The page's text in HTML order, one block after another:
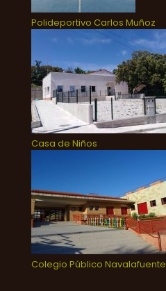
Polideportivo Carlos Muñoz
Casa de Niños
Colegio Público Navalafuente